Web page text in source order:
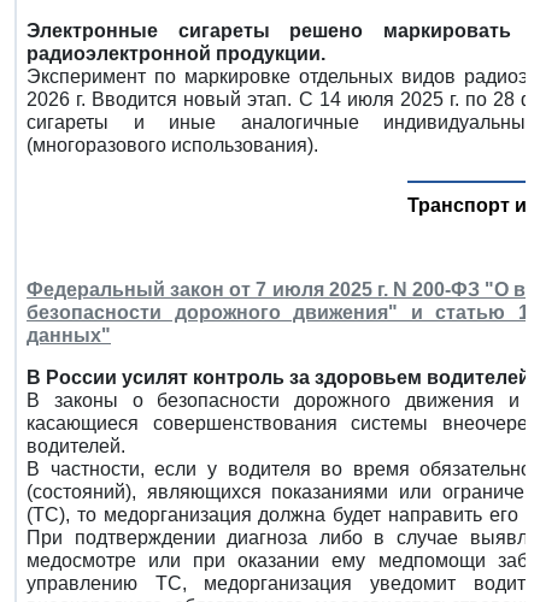
Электронные сигареты решено маркировать
радиоэлектронной продукции.
Эксперимент по маркировке отдельных видов
2026 г. Вводится новый этап. С 14 июля 2025 г. по 28
сигареты и иные аналогичные индивидуальные
(многоразового использования).
Транспорт и
Федеральный закон от 7 июля 2025 г. N 200-ФЗ "О
безопасности дорожного движения" и статью
данных"
В России усилят контроль за здоровьем водителей.
В законы о безопасности дорожного движения и
касающиеся совершенствования системы
водителей.
В частности, если у водителя во время
(состояний), являющихся показаниями или
(ТС), то медорганизация должна будет направить его
При подтверждении диагноза либо в случае
медосмотре или при оказании ему медпомощи
управлению ТС, медорганизация уведомит